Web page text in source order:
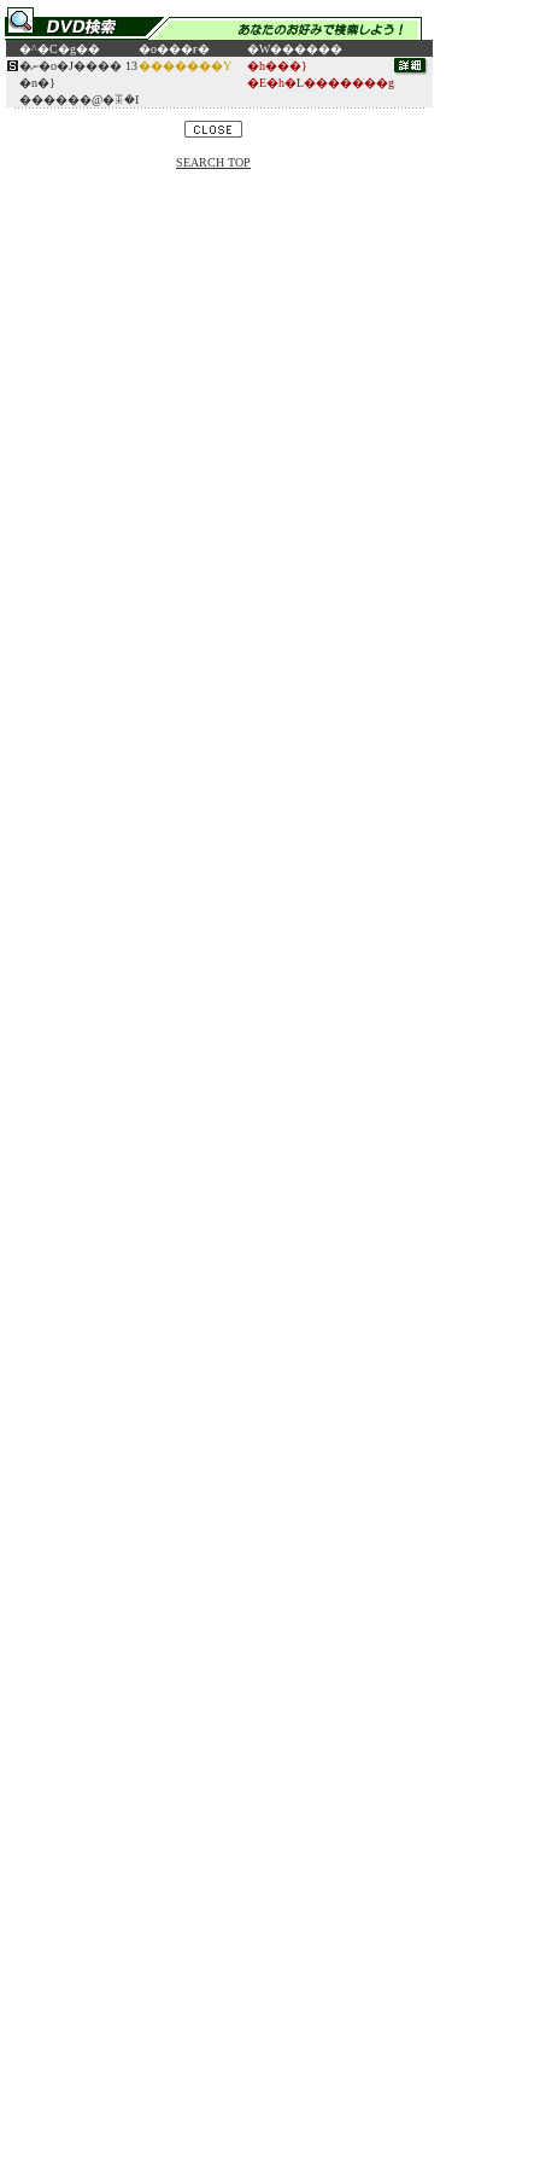
�^�C�g�� �o���ғ�
�W������
�ނ�o�J���� 13
�n�}
������@�ꔯ�I
�������Y
�h���}
�E�h�L�������g
SEARCH TOP